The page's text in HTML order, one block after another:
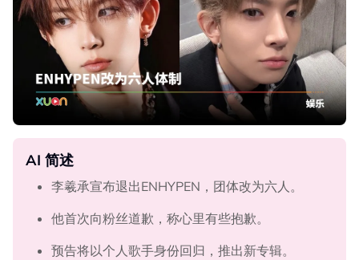
AI 简述
李羲承宣布退出ENHYPEN，团体改为六人。
他首次向粉丝道歉，称心里有些抱歉。
预告将以个人歌手身份回归，推出新专辑。